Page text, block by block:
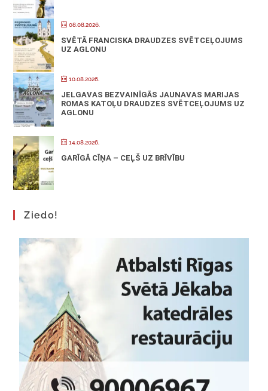
08.08.2026.
SVĒTĀ FRANCISKA DRAUDZES SVĒTCEĻOJUMS
UZ AGLONU
10.08.2026.
JELGAVAS BEZVAINĪGĀS JAUNAVAS MARIJAS
ROMAS KATOĻU DRAUDZES SVĒTCEĻOJUMS UZ
AGLONU
14.08.2026.
GARĪGĀ CĪŅA – CEĻŠ UZ BRĪVĪBU
Ziedo!